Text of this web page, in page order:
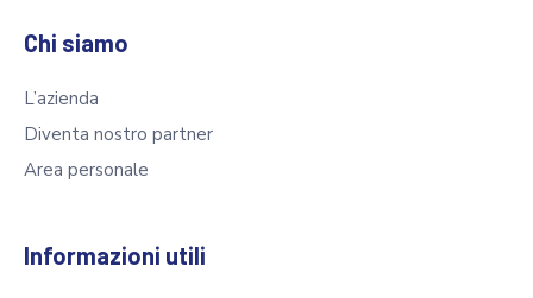
Chi siamo
L’azienda
Diventa nostro partner
Area personale
Informazioni utili